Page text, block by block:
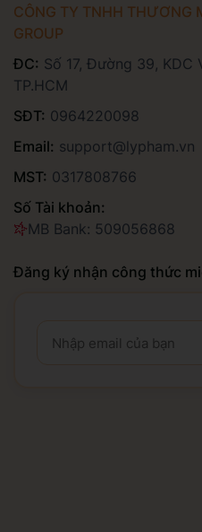
CÔNG TY TNHH THƯƠNG
GROUP
ĐC: Số 17, Đường 39, KDC
TP.HCM
SĐT: 0964220098
Email: support@lypham.vn
MST: 0317808766
Số Tài khoản:
MB Bank: 509056868
Đăng ký nhận công thức